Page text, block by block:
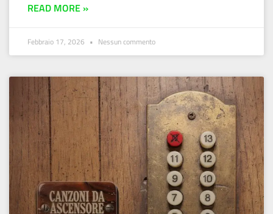
READ MORE »
Febbraio 17, 2026 Nessun commento